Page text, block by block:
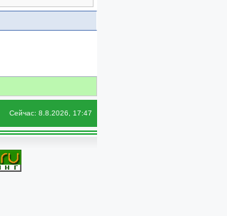
Сейчас: 8.8.2026, 17:47